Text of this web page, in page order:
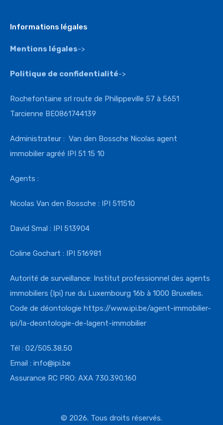
Informations légales
Mentions légales->
Politique de confidentialité->
Rochefontaine srl route de Philippeville 57 à 5651
Tarcienne BE0861744139
Administrateur : Van den Bossche Nicolas agent
immobilier agréé IPI 51 15 10
Agents :
Nicolas Van den Bossche : IPI 511510
David Smal : IPI 513904
Coline Gochart : IPI 516981
Autorité de surveillance: Institut professionnel des agents
immobiliers (Ipi) rue du Luxembourg 16b à 1000 Bruxelles.
Code de déontologie https://www.ipi.be/agent-immobilier-
ipi/la-deontologie-de-lagent-immobilier
Tél : 02/505.38.50
Email : info@ipi.be
Assurance RC PRO: AXA 730.390.160
© 2026. Tous droits réservés.